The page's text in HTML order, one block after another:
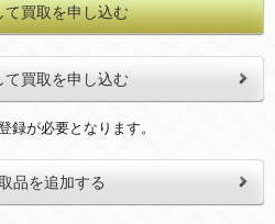
て買取を申し込む
て買取を申し込む
録が必要となります。
品を追加する